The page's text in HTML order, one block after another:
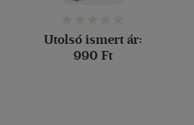
Utolsó ismert ár:
990 Ft